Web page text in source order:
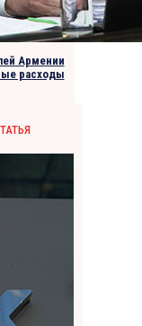
Армении
расходы